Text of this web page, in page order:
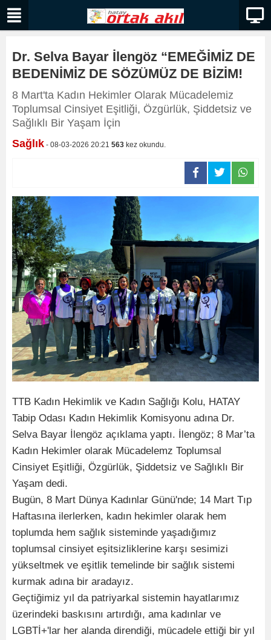
Dr. Selva Bayar İlengöz “EMEĞİMİZ DE
BEDENİMİZ DE SÖZÜMÜZ DE BİZİM!
8 Mart'ta Kadın Hekimler Olarak Mücadelemiz
Toplumsal Cinsiyet Eşitliği, Özgürlük, Şiddetsiz ve
Sağlıklı Bir Yaşam İçin
Sağlık - 08-03-2026 20:21 563 kez okundu.
TTB Kadın Hekimlik ve Kadın Sağlığı Kolu, HATAY
Tabip Odası Kadın Hekimlik Komisyonu adına Dr.
Selva Bayar İlengöz açıklama yaptı. İlengöz; 8 Mar’ta
Kadın Hekimler olarak Mücadelemz Toplumsal
Cinsiyet Eşitliği, Özgürlük, Şiddetsiz ve Sağlıklı Bir
Yaşam dedi.
Bugün, 8 Mart Dünya Kadınlar Günü'nde; 14 Mart Tıp
Haftasına ilerlerken, kadın hekimler olarak hem
toplumda hem sağlık sisteminde yaşadığımız
toplumsal cinsiyet eşitsizliklerine karşı sesimizi
yükseltmek ve eşitlik temelinde bir sağlık sistemi
kurmak adına bir aradayız.
Geçtiğimiz yıl da patriyarkal sistemin hayatlarımız
üzerindeki baskısını artırdığı, ama kadınlar ve
LGBTİ+'lar her alanda direndiği, mücadele ettiği bir yıl